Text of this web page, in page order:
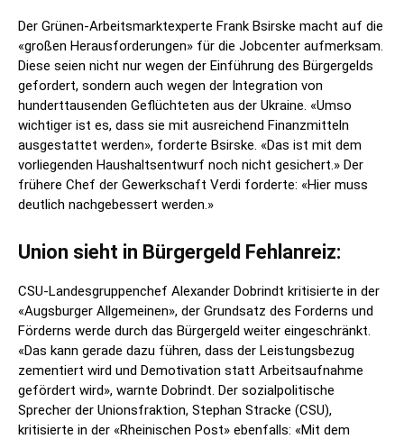
Der Grünen-Arbeitsmarktexperte Frank Bsirske macht auf die
«großen Herausforderungen» für die Jobcenter aufmerksam.
Diese seien nicht nur wegen der Einführung des Bürgergelds
gefordert, sondern auch wegen der Integration von
hunderttausenden Geflüchteten aus der Ukraine. «Umso
wichtiger ist es, dass sie mit ausreichend Finanzmitteln
ausgestattet werden», forderte Bsirske. «Das ist mit dem
vorliegenden Haushaltsentwurf noch nicht gesichert.» Der
frühere Chef der Gewerkschaft Verdi forderte: «Hier muss
deutlich nachgebessert werden.»
Union sieht in Bürgergeld Fehlanreiz:
CSU-Landesgruppenchef Alexander Dobrindt kritisierte in der
«Augsburger Allgemeinen», der Grundsatz des Forderns und
Förderns werde durch das Bürgergeld weiter eingeschränkt.
«Das kann gerade dazu führen, dass der Leistungsbezug
zementiert wird und Demotivation statt Arbeitsaufnahme
gefördert wird», warnte Dobrindt. Der sozialpolitische
Sprecher der Unionsfraktion, Stephan Stracke (CSU),
kritisierte in der «Rheinischen Post» ebenfalls: «Mit dem